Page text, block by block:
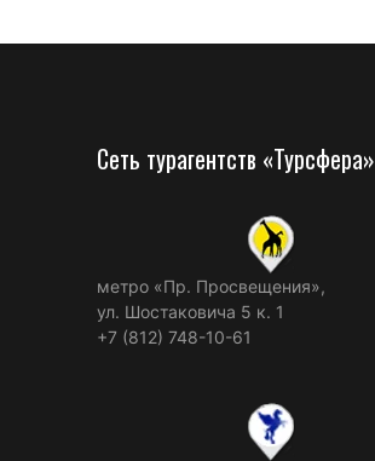
Сеть турагентств «Турсфера»
метро «Пр. Просвещения»,
ул. Шостаковича 5 к. 1
+7 (812) 748-10-61